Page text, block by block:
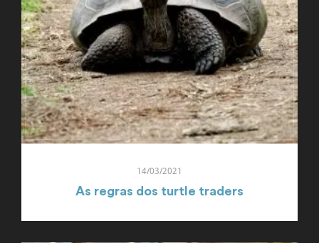
14/03/2021
As regras dos turtle traders